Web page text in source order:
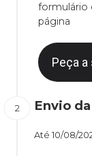
formulário
página
Peça
Envio
Até 10/08/